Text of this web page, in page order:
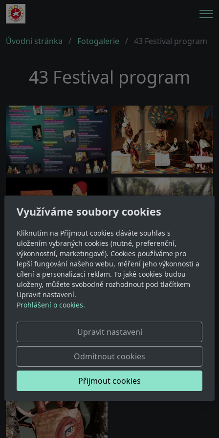
Úvodní stránka Fotogalerie 43 Festival program
43 Festival program
Využíváme soubory cookies
Kliknutím na Přijmout cookies dáváte souhlas s
uložením vybraných cookies (nutné, preferenční,
výkonnostní, marketingové). Cookies používáme pro
lepší fungování našeho webu, měření jeho výkonnosti a
cílení a personalizaci reklam. To jaké cookies budou
uloženy, můžete svobodně rozhodnout pod tlačítkem
Upravit nastavení.
Prohlášení o cookies.
Upravit nastavení
Odmítnout cookies
Přijmout cookies